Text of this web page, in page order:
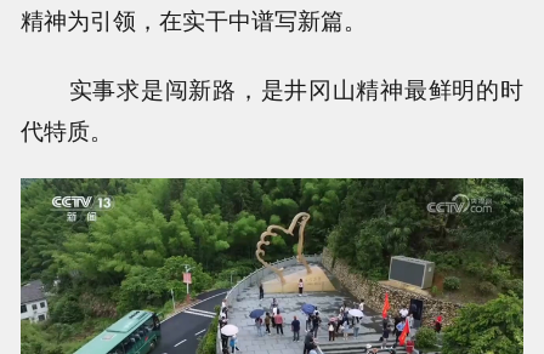
精神为引领，在实干中谱写新篇。
实事求是闯新路，是井冈山精神最鲜明的时
代特质。